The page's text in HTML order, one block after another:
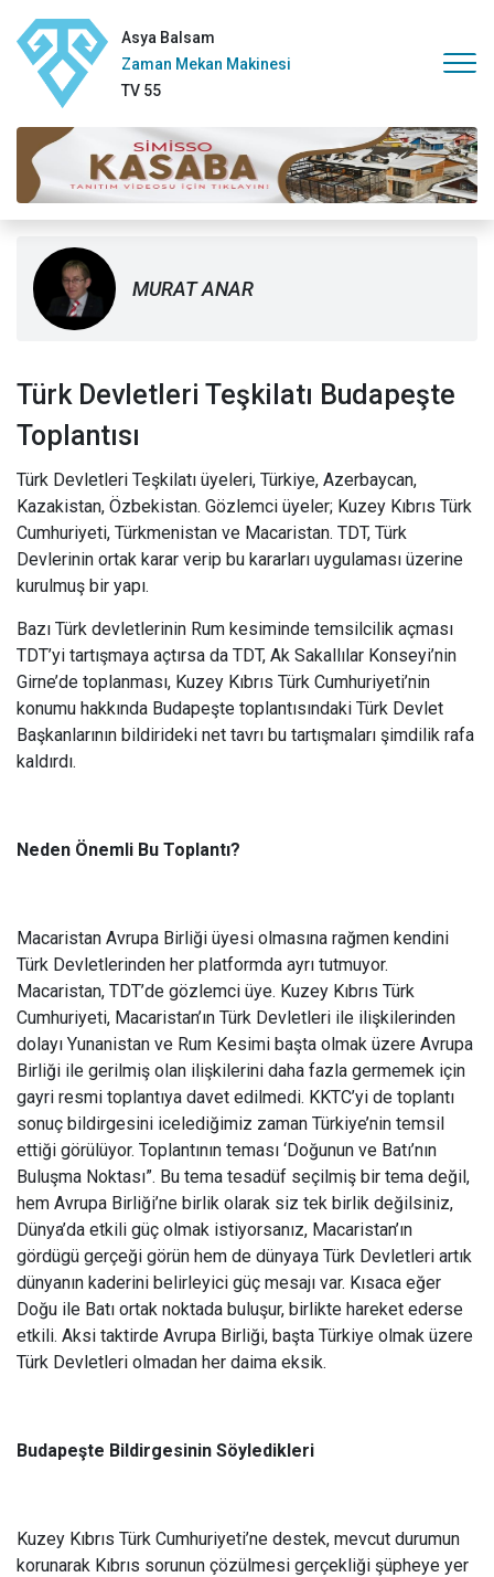
Asya Balsam
Zaman Mekan Makinesi
TV 55
MURAT ANAR
Türk Devletleri Teşkilatı Budapeşte
Toplantısı
Türk Devletleri Teşkilatı üyeleri, Türkiye, Azerbaycan,
Kazakistan, Özbekistan. Gözlemci üyeler; Kuzey Kıbrıs Türk
Cumhuriyeti, Türkmenistan ve Macaristan. TDT, Türk
Devlerinin ortak karar verip bu kararları uygulaması üzerine
kurulmuş bir yapı.
Bazı Türk devletlerinin Rum kesiminde temsilcilik açması
TDT’yi tartışmaya açtırsa da TDT, Ak Sakallılar Konseyi’nin
Girne’de toplanması, Kuzey Kıbrıs Türk Cumhuriyeti’nin
konumu hakkında Budapeşte toplantısındaki Türk Devlet
Başkanlarının bildirideki net tavrı bu tartışmaları şimdilik rafa
kaldırdı.
Neden Önemli Bu Toplantı?
Macaristan Avrupa Birliği üyesi olmasına rağmen kendini
Türk Devletlerinden her platformda ayrı tutmuyor.
Macaristan, TDT’de gözlemci üye. Kuzey Kıbrıs Türk
Cumhuriyeti, Macaristan’ın Türk Devletleri ile ilişkilerinden
dolayı Yunanistan ve Rum Kesimi başta olmak üzere Avrupa
Birliği ile gerilmiş olan ilişkilerini daha fazla germemek için
gayri resmi toplantıya davet edilmedi. KKTC’yi de toplantı
sonuç bildirgesini icelediğimiz zaman Türkiye’nin temsil
ettiği görülüyor. Toplantının teması ‘Doğunun ve Batı’nın
Buluşma Noktası”. Bu tema tesadüf seçilmiş bir tema değil,
hem Avrupa Birliği’ne birlik olarak siz tek birlik değilsiniz,
Dünya’da etkili güç olmak istiyorsanız, Macaristan’ın
gördügü gerçeği görün hem de dünyaya Türk Devletleri artık
dünyanın kaderini belirleyici güç mesajı var. Kısaca eğer
Doğu ile Batı ortak noktada buluşur, birlikte hareket ederse
etkili. Aksi taktirde Avrupa Birliği, başta Türkiye olmak üzere
Türk Devletleri olmadan her daima eksik.
Budapeşte Bildirgesinin Söyledikleri
Kuzey Kıbrıs Türk Cumhuriyeti’ne destek, mevcut durumun
korunarak Kıbrıs sorunun çözülmesi gerçekliği şüpheye yer